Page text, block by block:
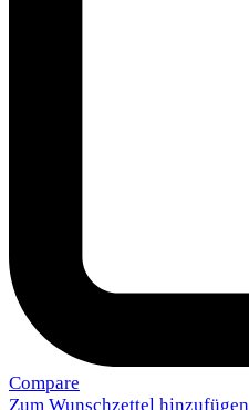
Compare
Zum Wunschzettel hinzufügen